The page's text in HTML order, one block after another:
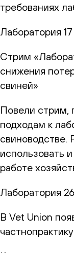
требованиях
Лаборатория
Стрим
снижения
свиней»
Повели стрим,
подходам к
свиноводстве.
использовать
работе
Лаборатория
В Vet Union